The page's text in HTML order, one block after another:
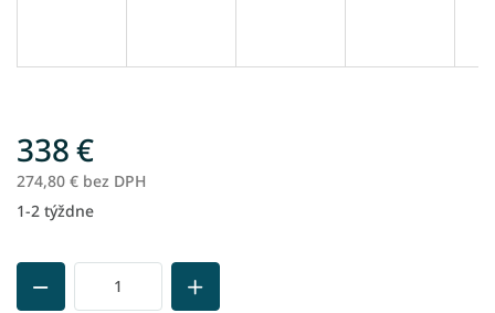
338 €
274,80 € bez DPH
Jednotková
1-2 týždne